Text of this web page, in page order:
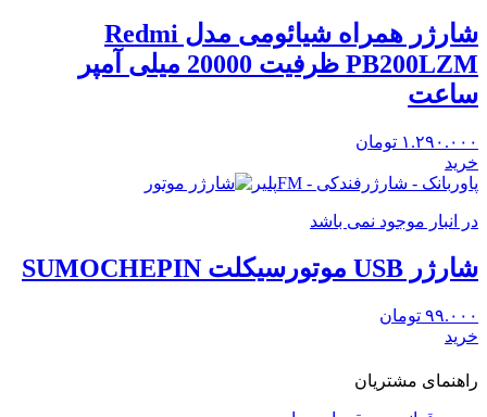
شارژر همراه شیائومی مدل Redmi
PB200LZM ظرفیت 20000 میلی آمپر
ساعت
۱.۲۹۰.۰۰۰ تومان
خرید
پاوربانک - شارژرفندکی - FMپلیر
در انبار موجود نمی باشد
شارژر USB موتورسیکلت SUMOCHEPIN
۹۹.۰۰۰ تومان
خرید
راهنمای مشتریان